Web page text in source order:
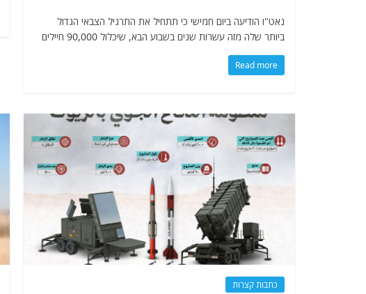
נאט"ו הודיעה ביום חמישי כי תתחיל את התרגיל הצבאי הגדול
ביותר שלה מזה עשרות שנים בשבוע הבא, שיכלול 90,000 חיילים
Read more
כתבות קצרות